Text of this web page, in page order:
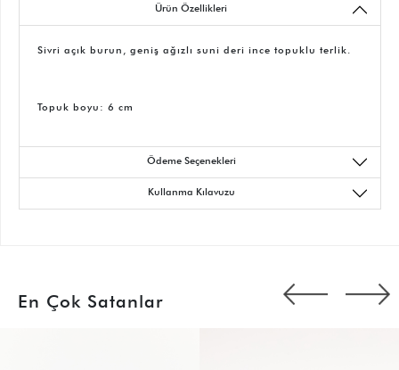
Ürün Özellikleri
Sivri açık burun, geniş ağızlı suni deri ince topuklu terlik.
Topuk boyu: 6 cm
Ödeme Seçenekleri
Kullanma Kılavuzu
En Çok Satanlar